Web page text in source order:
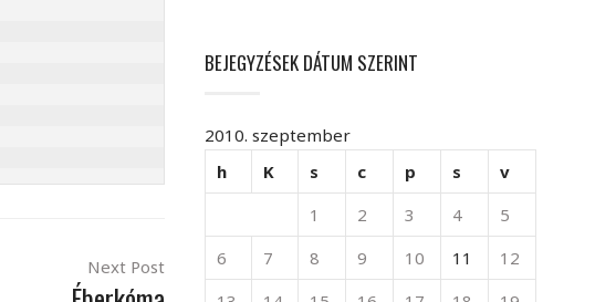
Next Post
BEJEGYZÉSEK DÁTUM SZERINT
2010. szeptember
h
K s c p s
v
1
2 3 4
5
6
7 8 9 10 11
12